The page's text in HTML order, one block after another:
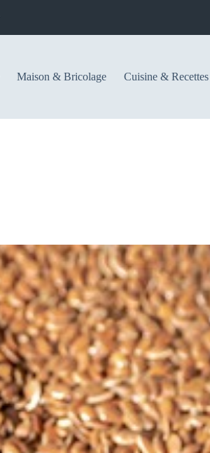
Maison & Bricolage Cuisine & Recettes